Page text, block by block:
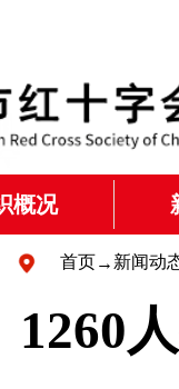
概况
十字运动
十字会简介
首页→ 新闻动
1260